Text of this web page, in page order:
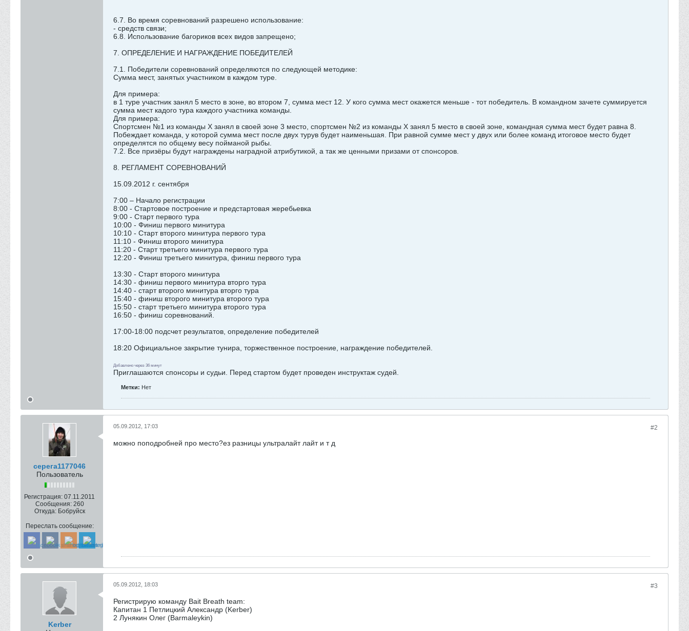
6.7. Во время соревнований разрешено использование:
- средств связи;
6.8. Использование багориков всех видов запрещено;
7. ОПРЕДЕЛЕНИЕ И НАГРАЖДЕНИЕ ПОБЕДИТЕЛЕЙ
7.1. Победители соревнований определяются по следующей методике:
Сумма мест, занятых участником в каждом туре.
Для примера:
в 1 туре участник занял 5 место в зоне, во втором 7, сумма мест 12. У кого сумма мест окажется меньше - тот победитель. В командном зачете суммируется
сумма мест кадого тура каждого участника команды.
Для примера:
Спортсмен №1 из команды Х занял в своей зоне 3 место, спортсмен №2 из команды Х занял 5 место в своей зоне, командная сумма мест будет равна 8.
Побеждает команда, у которой сумма мест после двух турув будет наименьшая. При равной сумме мест у двух или более команд итоговое место будет
определятся по общему весу пойманой рыбы.
7.2. Все призёры будут награждены наградной атрибутикой, а так же ценными призами от спонсоров.
8. РЕГЛАМЕНТ СОРЕВНОВАНИЙ
15.09.2012 г. сентября
7:00 – Начало регистрации
8:00 - Стартовое построение и предстартовая жеребьевка
9:00 - Старт первого тура
10:00 - Финиш первого минитура
10:10 - Старт второго минитура первого тура
11:10 - Финиш второго минитура
11:20 - Старт третьего минитура первого тура
12:20 - Финиш третьего минитура, финиш первого тура
13:30 - Старт второго минитура
14:30 - финиш первого минитура вторго тура
14:40 - старт второго минитура вторго тура
15:40 - финиш второго минитура второго тура
15:50 - старт третьего минитура второго тура
16:50 - финиш соревнований.
17:00-18:00 подсчет результатов, определение победителей
18:20 Официальное закрытие тунира, торжественное построение, награждение победителей.
Добавлено через 36 минут
Приглашаются спонсоры и судьи. Перед стартом будет проведен инструктаж судей.
Метки: Нет
серега1177046
Пользователь
Регистрация: 07.11.2011
Сообщения: 260
Откуда: Бобруйск
Переслать сообщение:
#2
05.09.2012, 17:03
можно поподробней про место?ез разницы ультралайт лайт и т д
Kerber
#3
05.09.2012, 18:03
Регистрирую команду Bait Breath team:
Капитан 1 Петлицкий Александр (Kerber)
2 Лунякин Олег (Barmaleykin)